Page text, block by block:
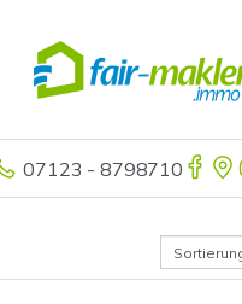
07123 - 8798710